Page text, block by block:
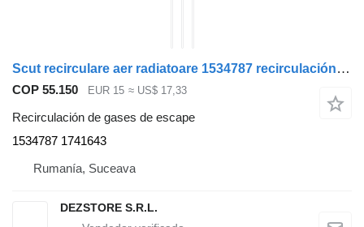
Scut recirculare aer radiatoare 1534787 recirculación de gases de escape para Scania MODEL R cabeza tractora
COP 55.150 EUR 15 ≈ US$ 17,33
Recirculación de gases de escape
1534787 1741643
Rumanía, Suceava
DEZSTORE S.R.L.